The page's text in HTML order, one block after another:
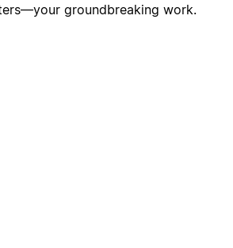
groundbreaking work.